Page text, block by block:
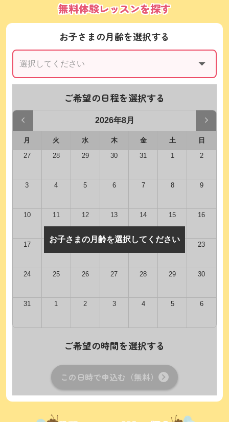
無料体験レッスンを探す
お子さまの月齢を選択する
ご希望の日程を選択する
2026年8月
月 火 水 木 金 土
日
27
28 29 30 31 1 2
3 4 5 6 7 8 9
10 11 12 13 14 15 16
17 18 19 20 21 22 23
24 25 26 27 28 29 30
31 1 2 3 4 5 6
ご希望の時間を選択する
この日時で申込む（無料）
お子さまの月齢を選択してください